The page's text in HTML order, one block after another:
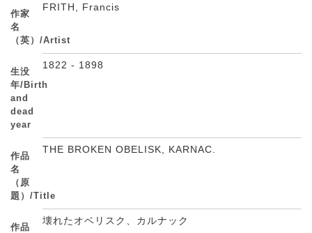
作家
名
（英）/Artist
FRITH, Francis
生没
年/Birth
and
dead
year
1822 - 1898
作品
名
（原
題）/Title
THE BROKEN OBELISK, KARNAC.
作品
壊れたオベリスク、カルナック